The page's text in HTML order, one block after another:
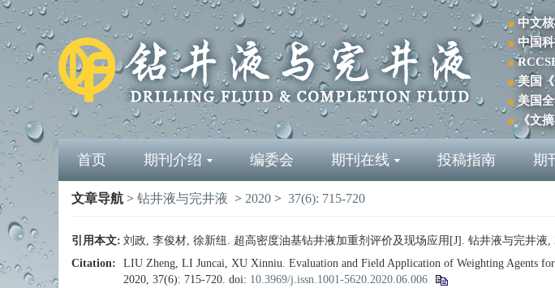
中文
中国
美国
美国
《文
首页 期刊介绍 编委会 期刊在线 投稿指南 期
文章导航 > 钻井液与完井液 > 2020 > 37(6): 715-720
引用本文: 刘政, 李俊材, 徐新纽. 超高密度油基钻井液加重剂评价及现场应用[J]. 钻井液与完井液,
Citation:
LIU Zheng, LI Juncai, XU Xinniu. Evaluation and Field Application of Weighting Agents
2020, 37(6): 715-720. doi: 10.3969/j.issn.1001-5620.2020.06.006